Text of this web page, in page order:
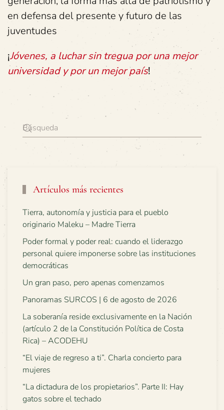
en defensa del presente y futuro de las
juventudes
¡Jóvenes, a luchar sin tregua por una mejor
universidad y por un mejor país!
Artículos más recientes
Tierra, autonomía y justicia para el pueblo
originario Maleku – Madre Tierra
Poder formal y poder real: cuando el liderazgo
personal quiere imponerse sobre las instituciones
democráticas
Un gran paso, pero apenas comenzamos
Panoramas SURCOS | 6 de agosto de 2026
La soberanía reside exclusivamente en la Nación
(artículo 2 de la Constitución Política de Costa
Rica) – ACODEHU
“El viaje de regreso a ti”. Charla concierto para
mujeres
“La dictadura de los propietarios”. Parte II: Hay
gatos sobre el techado